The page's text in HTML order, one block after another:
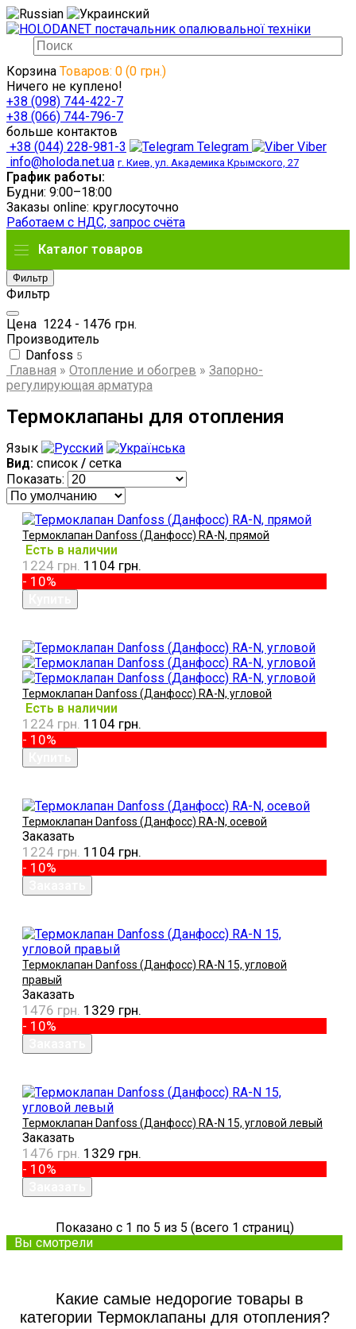
Корзина Товаров: 0 (0 грн.)
Ничего не куплено!
+38 (098) 744-422-7
+38 (066) 744-796-7
больше контактов
+38 (044) 228-981-3
Telegram
Viber
info@holoda.net.ua г. Киев, ул. Академика Крымского, 27
График работы:
Будни: 9:00–18:00
Заказы online: круглосуточно
Работаем с НДС, запрос счёта
Каталог товаров
Фильтр
Фильтр
Цена 1224 - 1476 грн.
Производитель
Danfoss 5
Главная » Отопление и обогрев » Запорно-
регулирующая арматура
Термоклапаны для отопления
Язык
Вид: список / сетка
Показать:
Термоклапан Danfoss (Данфосс) RA-N, прямой
Есть в наличии
1224 грн. 1104 грн.
- 10%
Термоклапан Danfoss (Данфосс) RA-N, угловой
Есть в наличии
1224 грн. 1104 грн.
- 10%
Термоклапан Danfoss (Данфосс) RA-N, осевой
Заказать
1224 грн. 1104 грн.
- 10%
Термоклапан Danfoss (Данфосс) RA-N 15, угловой
правый
Заказать
1476 грн. 1329 грн.
- 10%
Термоклапан Danfoss (Данфосс) RA-N 15, угловой левый
Заказать
1476 грн. 1329 грн.
- 10%
Показано с 1 по 5 из 5 (всего 1 страниц)
Вы смотрели
категории Термоклапаны для отопления?